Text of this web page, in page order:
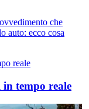
che
auto: ecco cosa
tempo reale